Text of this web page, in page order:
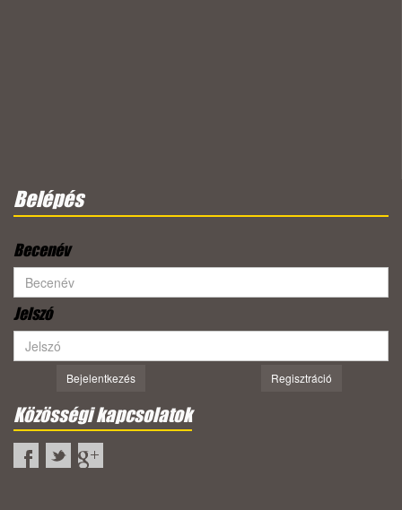
Belépés
Becenév
Jelszó
Bejelentkezés Regisztráció
Közösségi kapcsolatok